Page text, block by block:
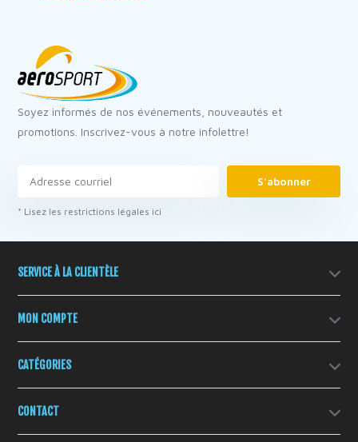
Soyez informés de nos événements, nouveautés et
promotions. Inscrivez-vous à notre infolettre!
S'abonner
* Lisez les restrictions légales ici
SERVICE À LA CLIENTÈLE
MON COMPTE
CATÉGORIES
CONTACT